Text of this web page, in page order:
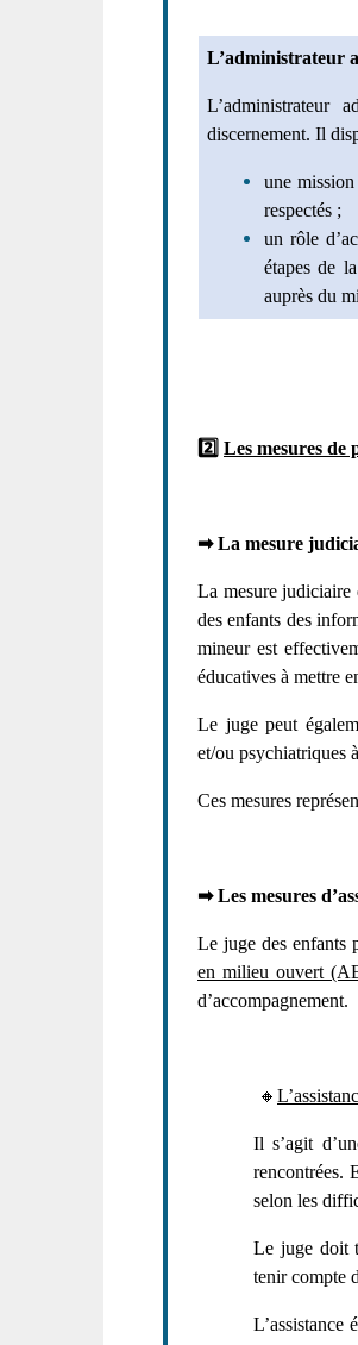
L’administrateur
L’administrateur
discernement. Il
une
respectés ;
un rôle
étapes de
auprès du
2️⃣ Les mesures
➡La mesure
La mesure judiciaire
des enfants des
mineur est
éducatives à mettre
Le juge peut
et/ou psychiatriques
Ces mesures
➡Les mesures
Le juge des enfants
en milieu ouvert
d’accompagnement.
🔸
Il s’agit
rencontrées.
selon les
Le juge doit
tenir compte
L’assistance